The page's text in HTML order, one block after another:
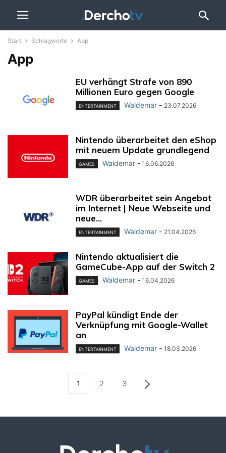
Start Schlagworte App
App
EU verhängt Strafe von 890
Millionen Euro gegen Google
ENTERTAINMENT Waldemar - 23.07.2026
Nintendo überarbeitet den eShop
mit neuem Update grundlegend
GAMES Waldemar - 16.06.2026
WDR überarbeitet sein Angebot
im Internet | Neue Webseite und
neue...
ENTERTAINMENT Waldemar - 21.04.2026
Nintendo aktualisiert die
GameCube-App auf der Switch 2
GAMES Waldemar - 16.04.2026
PayPal kündigt Ende der
Verknüpfung mit Google-Wallet
an
ENTERTAINMENT Waldemar - 18.03.2026
1 2 3